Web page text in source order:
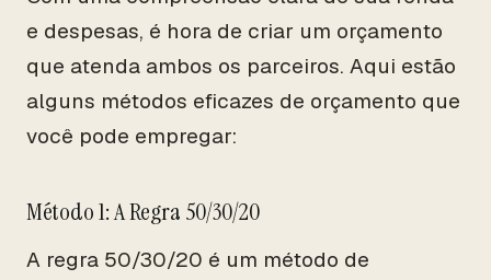
e despesas, é hora de criar um orçamento
que atenda ambos os parceiros. Aqui estão
alguns métodos eficazes de orçamento que
você pode empregar:
Método 1: A Regra 50/30/20
A regra 50/30/20 é um método de